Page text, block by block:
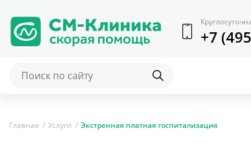
+7
Главная Услуги Экстренная платная госпитализация